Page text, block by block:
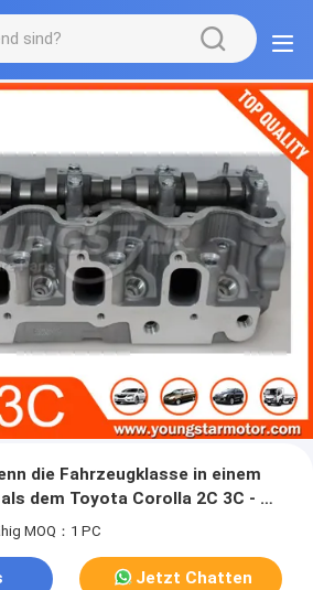
die Fahrzeugklasse in einem
dem Toyota Corolla 2C 3C - TE
MOQ：1 PC
Jetzt Chatten